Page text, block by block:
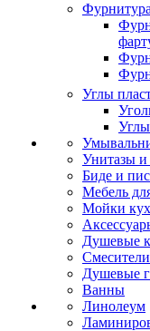
Углы
Унитазы
Биде и
Мебель
Мойки
Душевые
Душевые
Ванны
Линолеум